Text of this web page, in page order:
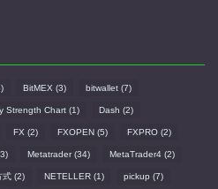
BitMEX (3) bitwallet (7)
Strength Chart (1) Dash (2)
FX (2) FXOPEN (5) FXPRO (2)
Metatrader(34) MetaTrader4 (2)
式 (2) NETELLER (1) pickup (7)